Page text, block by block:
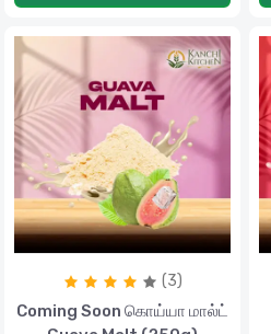
(3)
Coming Soon கொய்யா மால்ட்